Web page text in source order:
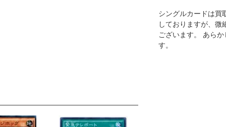
シングルカードは買
しておりますが、微
ございます。 あら
す。